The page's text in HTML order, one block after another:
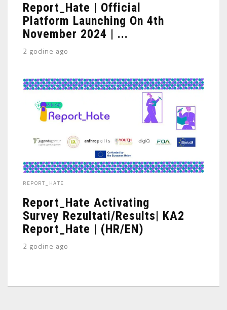
Report_Hate | Official
Platform Launching On 4th
November 2024 | ...
2 godine ago
REPORT_HATE
Report_Hate Activating
Survey Rezultati/Results| KA2
Report_Hate | (HR/EN)
2 godine ago